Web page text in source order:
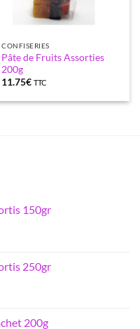
CONFISERIES
Pâte de Fruits Assorties
200g
11.75€ TTC
150gr
250gr
200g